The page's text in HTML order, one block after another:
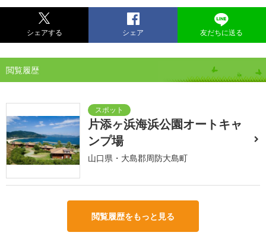
シェアする シェア 友だちに送る
閲覧履歴
片添ヶ浜海浜公園オートキャ
ンプ場
山口県・大島郡周防大島町
閲覧履歴をもっと見る